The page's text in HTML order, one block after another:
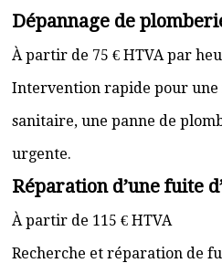
Dépannage de
À partir de 75 € HTVA par
Intervention rapide pour une
sanitaire, une panne de
urgente.
Réparation d’une fuite
À partir de 115 € HTVA
Recherche et réparation de